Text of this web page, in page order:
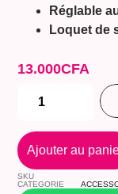
Réglable
Loquet de
13.000CFA
Ajouter au
SKU
CATEGORIE